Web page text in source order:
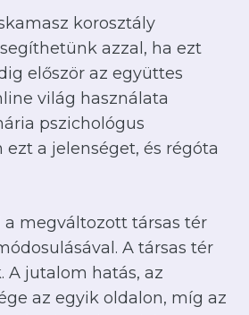
korosztály
azzal, ha ezt
először az együttes
világ használata
pszichológus
a jelenséget, és régóta
megváltozott társas tér
A társas tér
A jutalom hatás, az
az egyik oldalon, míg az